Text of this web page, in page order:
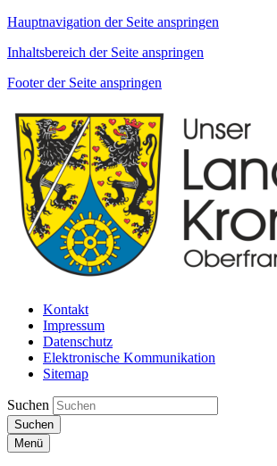
Hauptnavigation der Seite anspringen
Inhaltsbereich der Seite anspringen
Footer der Seite anspringen
Kontakt
Impressum
Datenschutz
Elektronische Kommunikation
Sitemap
Suchen
Suchen
Menü